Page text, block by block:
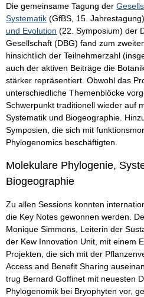
Die gemeinsame Tagung der
Systematik (GfBS, 15.
und Evolution (22. Symposium) der
Gesellschaft (DBG) fand zum
hinsichtlich der Teilnehmerzahl
auch der aktiven Beiträge die
stärker repräsentiert. Obwohl das
unterschiedliche Themenblöcke
Schwerpunkt traditionell wieder auf
Systematik und Biogeographie.
Symposien, die sich mit
Phylogenomics beschäftigten.
Molekulare Phylogenie,
Biogeographie
Zu allen Sessions konnten
die Key Notes gewonnen werden.
Monique Simmons, Leiterin der
der Kew Innovation Unit, mit einem
Projekten, die sich mit der
Access and Benefit Sharing
trug Bernard Goffinet mit neuesten
Phylogenomik bei Bryophyten vor,